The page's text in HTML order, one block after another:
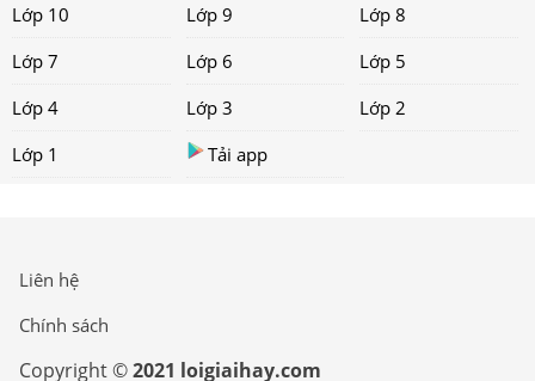
Lớp 10
Lớp 9
Lớp 8
Lớp 7
Lớp 6
Lớp 5
Lớp 4
Lớp 3
Lớp 2
Lớp 1
Tải app
Liên hệ
Chính sách
Copyright ©2021 loigiaihay.com